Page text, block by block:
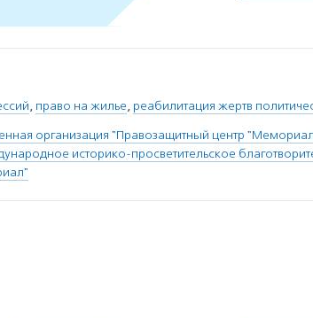
, право на жилье, реабилитация жертв
организация "Правозащитный центр
историко-просветительское